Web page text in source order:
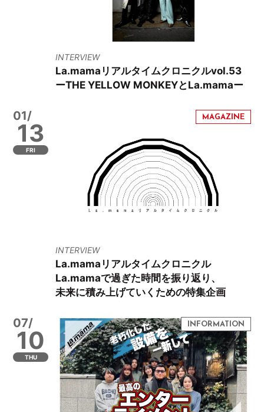
INTERVIEW
La.mamaリアルタイムクロニクルvol.53
ーTHE YELLOW MONKEYとLa.mamaー
01/
13
FRI
INTERVIEW
La.mamaリアルタイムクロニクル
La.mamaで過ぎた時間を振り返り、
未来に積み上げていくための特集企画
07/
10
THU